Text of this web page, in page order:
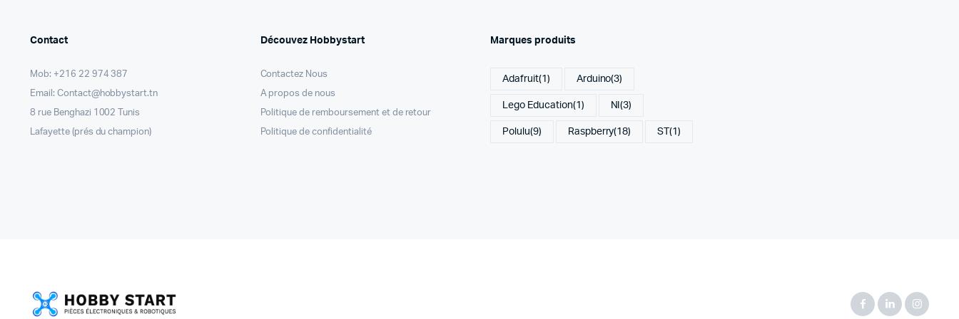
Contact
Mob: +216 22 974 387
Email: Contact@hobbystart.tn
8 rue Benghazi 1002 Tunis
Lafayette (prés du champion)
Découvez Hobbystart
Contactez Nous
A propos de nous
Politique de remboursement et de retour
Politique de confidentialité
Marques produits
Adafruit(1) Arduino(3)
Lego Education(1) NI(3)
Polulu(9) Raspberry(18) ST(1)